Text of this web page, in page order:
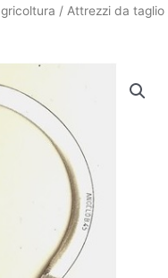
/ Attrezzi da taglio